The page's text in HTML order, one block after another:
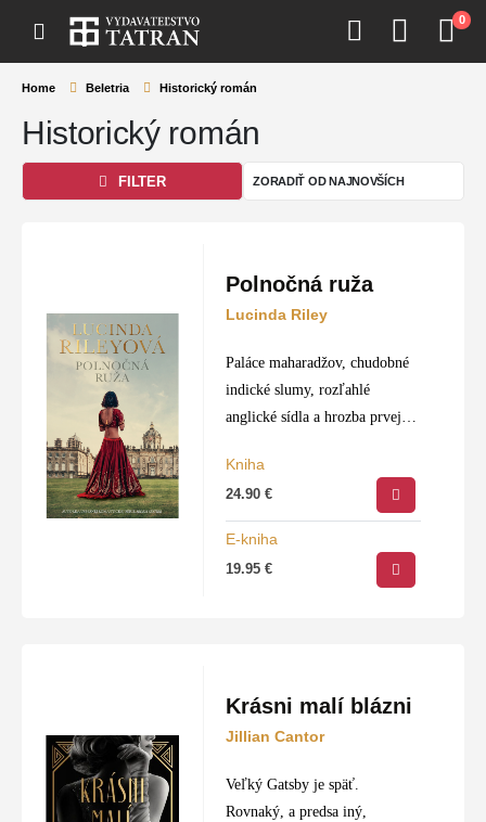
0
Home Beletria Historický román
Historický román
FILTER
Polnočná ruža
Lucinda Riley
Paláce maharadžov, chudobné
indické slumy, rozľahlé
anglické sídla a hrozba prvej
umne utkali príbeh, ktorý sa
naprieč oceánmi a generáciami
o osemdesiat rokov neskôr
Kniha
24.90€
E-kniha
19.95€
Krásni malí blázni
Jillian Cantor
Veľký Gatsby je späť.
Rovnaký, a predsa iný,